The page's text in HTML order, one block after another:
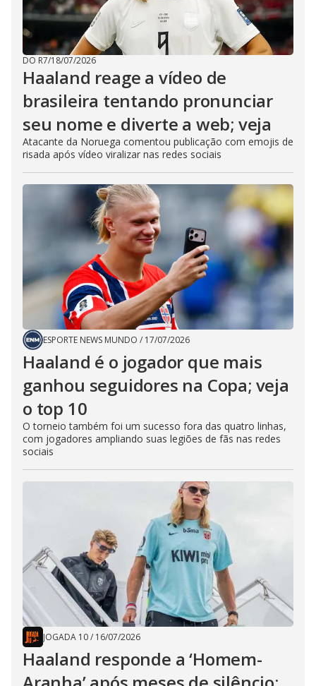
DO R7/18/07/2026
Haaland reage a vídeo de
brasileira tentando pronunciar
seu nome e diverte a web; veja
Atacante da Noruega comentou publicação com emojis de
risada após vídeo viralizar nas redes sociais
ESPORTE NEWS MUNDO / 17/07/2026
Haaland é o jogador que mais
ganhou seguidores na Copa; veja
o top 10
O torneio também foi um sucesso fora das quatro linhas,
com jogadores ampliando suas legiões de fãs nas redes
sociais
JOGADA 10/ 16/07/2026
Haaland responde a ‘Homem-